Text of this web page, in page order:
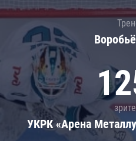
УКРК «Арена